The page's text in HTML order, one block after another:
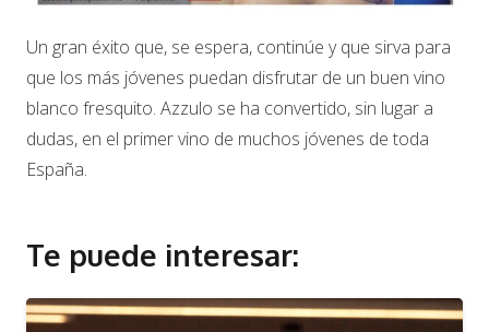
Un gran éxito que, se espera, continúe y que sirva para
que los más jóvenes puedan disfrutar de un buen vino
blanco fresquito. Azzulo se ha convertido, sin lugar a
dudas, en el primer vino de muchos jóvenes de toda
España.
Te puede interesar: